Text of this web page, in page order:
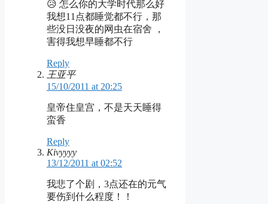
😥 怎么你的大学时代那么好
我想11点都睡觉都不行，那
些没日没夜的网虫在宿舍 ，
害得我想早睡都不行
Reply
王亚平
15/10/2011 at 20:25
皇帝住皇宫，不是天天睡得
蛮香
Reply
Kivyyyy
13/12/2011 at 02:52
我悲了个剧，3点还在的元气
要伤到什么程度！！